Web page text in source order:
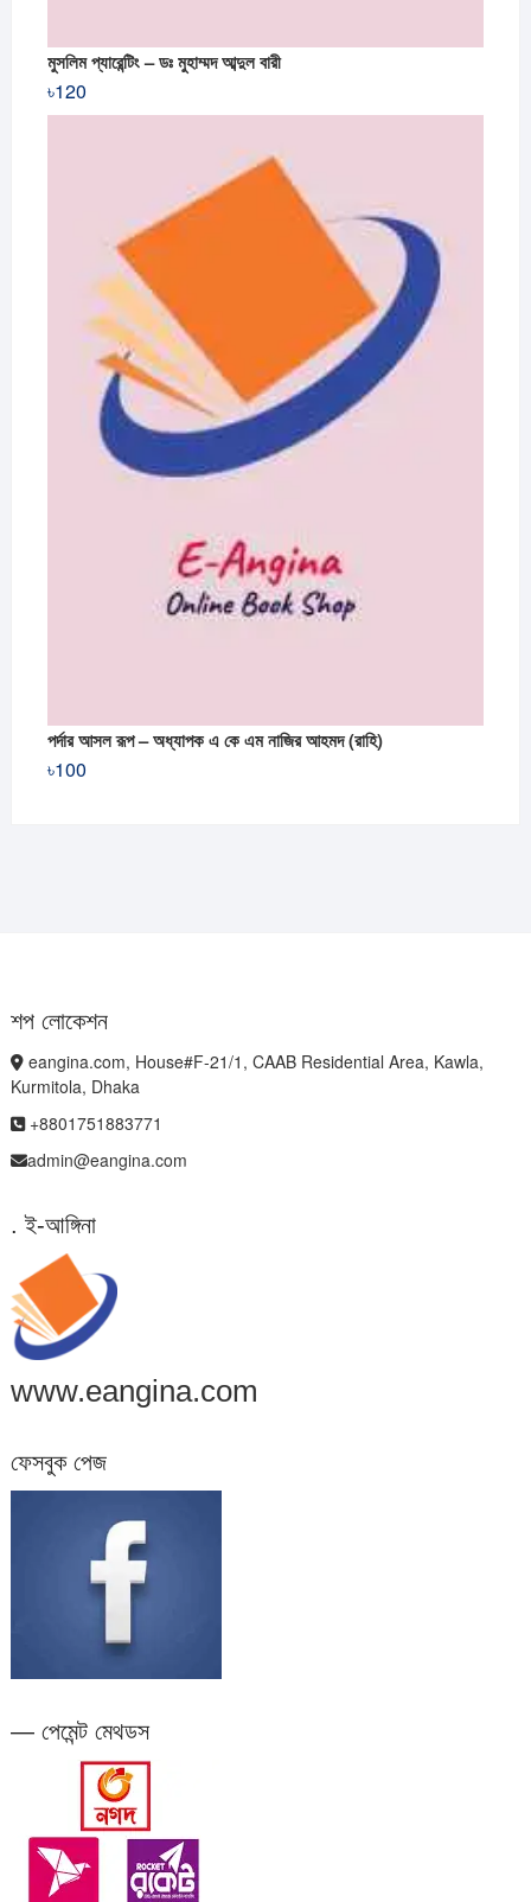
মুসলিম প্যারেন্টিং – ডঃ মুহাম্মদ আব্দুল বারী
৳120
পর্দার আসল রূপ – অধ্যাপক এ কে এম নাজির আহমদ (রাহি)
৳100
শপ লোকেশন
eangina.com, House#F-21/1, CAAB Residential Area, Kawla,
Kurmitola, Dhaka
+8801751883771
admin@eangina.com
. ই-আঙ্গিনা
www.eangina.com
ফেসবুক পেজ
— পেমেন্ট মেথডস